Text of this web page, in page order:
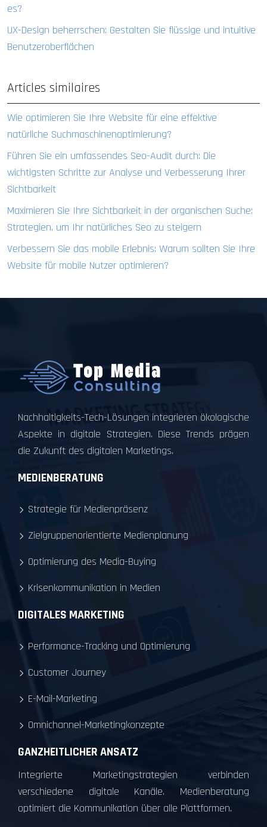
es?
UX-Design beherrschen: Gestalten Sie flüssige und intuitive
Benutzeroberflächen
Articles similaires
Wie optimieren Sie Ihre Website für eine effektive
natürliche Suchmaschinenoptimierung?
Führen Sie ein umfassendes Seo-Audit durch: Die
wichtigsten Schritte zur Analyse und Verbesserung Ihrer
Sichtbarkeit
Maximieren Sie Ihre Sichtbarkeit in der organischen Suche:
Strategien, um Ihr natürliches Seo zu steigern
Verbessern Sie das mobile Erlebnis: Warum sollten Sie Ihre
Website für mobile Nutzer optimieren?
Nachhaltigkeits-Tech-Lösungen integrieren ökologische
Aspekte in digitale Strategien. Diese Trends prägen
die Zukunft des digitalen Marketings.
MEDIENBERATUNG
Strategie für Medienpräsenz
Zielgruppenorientierte Medienplanung
Optimierung des Media-Buying
Krisenkommunikation in Medien
DIGITALES MARKETING
Performance-Tracking und Optimierung
Customer Journey
E-Mail-Marketing
Omnichannel-Marketingkonzepte
GANZHEITLICHER ANSATZ
Integrierte Marketingstrategien verbinden
verschiedene digitale Kanäle. Medienberatung
optimiert die Kommunikation über alle Plattformen.